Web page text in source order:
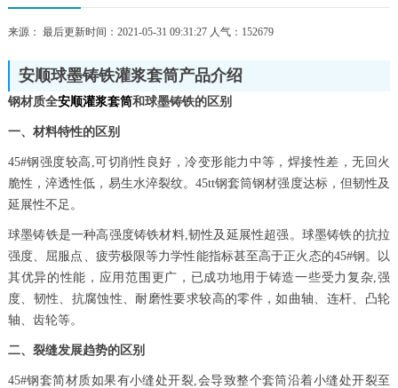
来源： 最后更新时间：2021-05-31 09:31:27 人气： 152679
安顺球墨铸铁灌浆套筒产品介绍
钢材质全安顺灌浆套筒和球墨铸铁的区别
一、材料特性的区别
45#钢强度较高,可切削性良好，冷变形能力中等，焊接性差，无回火
脆性，淬透性低，易生水淬裂纹。45tt钢套筒钢材强度达标，但韧性及
延展性不足。
球墨铸铁是一种高强度铸铁材料,韧性及延展性超强。球墨铸铁的抗拉
强度、屈服点、疲劳极限等力学性能指标甚至高于正火态的45#钢。以
其优异的性能，应用范围更广，已成功地用于铸造一些受力复杂,强
度、韧性、抗腐蚀性、耐磨性要求较高的零件，如曲轴、连杆、凸轮
轴、齿轮等。
二、裂缝发展趋势的区别
45#钢套简材质如果有小缝处开裂,会导致整个套筒沿着小缝处开裂至